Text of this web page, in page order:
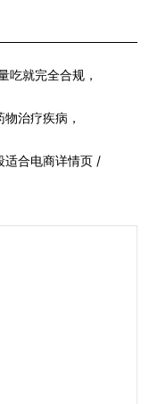
吃就完全合规，
治疗疾病，
适合电商详情页 /